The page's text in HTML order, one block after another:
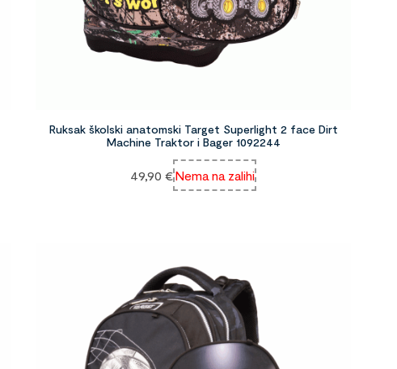
Ruksak školski anatomski Target Superlight 2 face Dirt
Machine Traktor i Bager 1092244
49,90 €Nema na zalihi